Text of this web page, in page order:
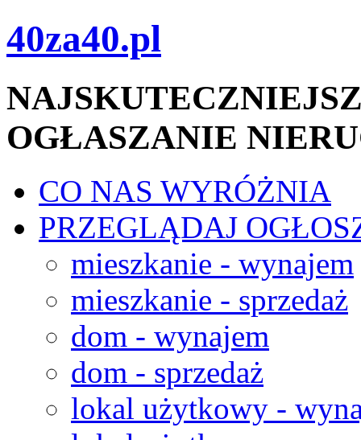
40za40.pl
OGŁASZANIE
CO NAS WYRÓŻNIA
PRZEGLĄDAJ
mieszkanie - wynajem
mieszkanie - sprzedaż
dom - wynajem
dom - sprzedaż
lokal użytkowy -